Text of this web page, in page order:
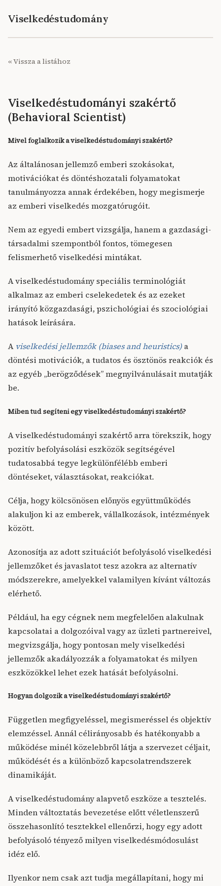
Viselkedéstudomány
« Vissza a listához
Viselkedéstudományi szakértő
(Behavioral Scientist)
Mivel foglalkozik a viselkedéstudományi szakértő?
Az általánosan jellemző emberi szokásokat,
motivációkat és döntéshozatali folyamatokat
tanulmányozza annak érdekében, hogy megismerje
az emberi viselkedés mozgatórugóit.
Nem az egyedi embert vizsgálja, hanem a gazdasági-
társadalmi szempontból fontos, tömegesen
felismerhető viselkedési mintákat.
A viselkedéstudomány speciális terminológiát
alkalmaz az emberi cselekedetek és az ezeket
irányító közgazdasági, pszichológiai és szociológiai
hatások leírására.
A viselkedési jellemzők (biases and heuristics) a
döntési motivációk, a tudatos és ösztönös reakciók és
az egyéb „berögződések” megnyilvánulásait mutatják
be.
Miben tud segíteni egy viselkedéstudományi szakértő?
A viselkedéstudományi szakértő arra törekszik, hogy
pozitív befolyásolási eszközök segítségével
tudatosabbá tegye legkülönfélébb emberi
döntéseket, választásokat, reakciókat.
Célja, hogy kölcsönösen előnyös együttműködés
alakuljon ki az emberek, vállalkozások, intézmények
között.
Azonosítja az adott szituációt befolyásoló viselkedési
jellemzőket és javaslatot tesz azokra az alternatív
módszerekre, amelyekkel valamilyen kívánt változás
elérhető.
Például, ha egy cégnek nem megfelelően alakulnak
kapcsolatai a dolgozóival vagy az üzleti partnereivel,
megvizsgálja, hogy pontosan mely viselkedési
jellemzők akadályozzák a folyamatokat és milyen
eszközökkel lehet ezek hatását befolyásolni.
Hogyan dolgozik a viselkedéstudományi szakértő?
Független megfigyeléssel, megismeréssel és objektív
elemzéssel. Annál célirányosabb és hatékonyabb a
működése minél közelebbről látja a szervezet céljait,
működését és a különböző kapcsolatrendszerek
dinamikáját.
A viselkedéstudomány alapvető eszköze a tesztelés.
Minden változtatás bevezetése előtt véletlenszerű
összehasonlító tesztekkel ellenőrzi, hogy egy adott
befolyásoló tényező milyen viselkedésmódosulást
idéz elő.
Ilyenkor nem csak azt tudja megállapítani, hogy mi